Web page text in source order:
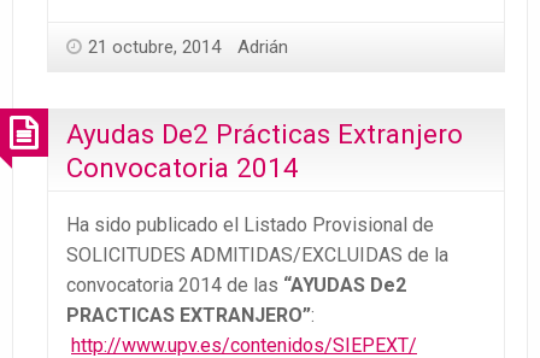
21 octubre, 2014 Adrián
Ayudas De2 Prácticas Extranjero
Convocatoria 2014
Ha sido publicado el Listado Provisional de
SOLICITUDES ADMITIDAS/EXCLUIDAS de la
convocatoria 2014 de las “AYUDAS De2
PRACTICAS EXTRANJERO”:
http://www.upv.es/contenidos/SIEPEXT/